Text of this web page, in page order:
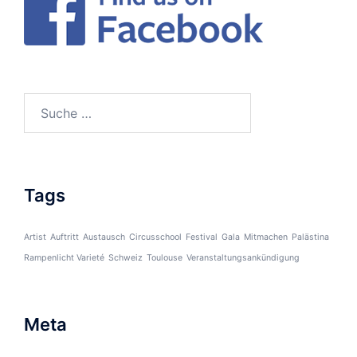
Tags
Artist Auftritt Austausch Circusschool Festival Gala Mitmachen Palästina
Rampenlicht Varieté Schweiz Toulouse Veranstaltungsankündigung
Meta